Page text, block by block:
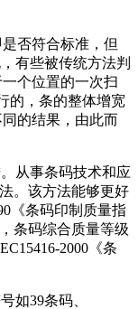
否符合标准，但
有些被传统方法判
个位置的一次扫
的，条的整体增宽
的结果，由此而
从事条码技术和应
。该方法能够更好
《条码印制质量指
条码综合质量等级
2000《条
如39条码、